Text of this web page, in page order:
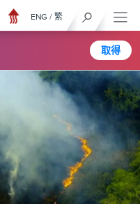
取得
ENG / 繁